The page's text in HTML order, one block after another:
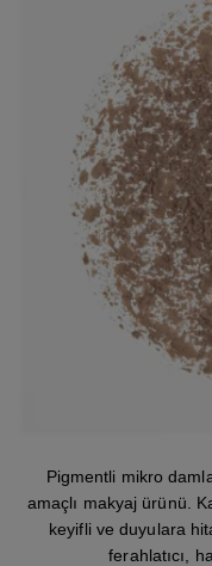
Pigmentli mikro
amaçlı makyaj ürünü.
keyifli ve duyulara
ferahlatıcı,